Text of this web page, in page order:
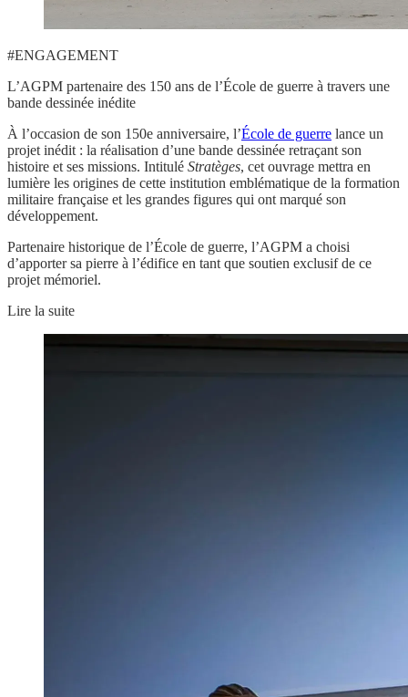
#ENGAGEMENT
L’AGPM partenaire des 150 ans de l’École de guerre à travers une
bande dessinée inédite
À l’occasion de son 150e anniversaire, l’École de guerre lance un
projet inédit : la réalisation d’une bande dessinée retraçant son
histoire et ses missions. Intitulé Stratèges, cet ouvrage mettra en
lumière les origines de cette institution emblématique de la formation
militaire française et les grandes figures qui ont marqué son
développement.
Partenaire historique de l’École de guerre, l’AGPM a choisi
d’apporter sa pierre à l’édifice en tant que soutien exclusif de ce
projet mémoriel.
Lire la suite